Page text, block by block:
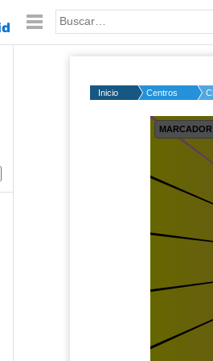
Palabra o frase:
Inicio Centros